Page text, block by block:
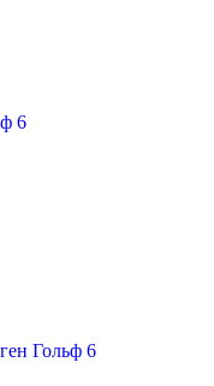
6
Гольф 6